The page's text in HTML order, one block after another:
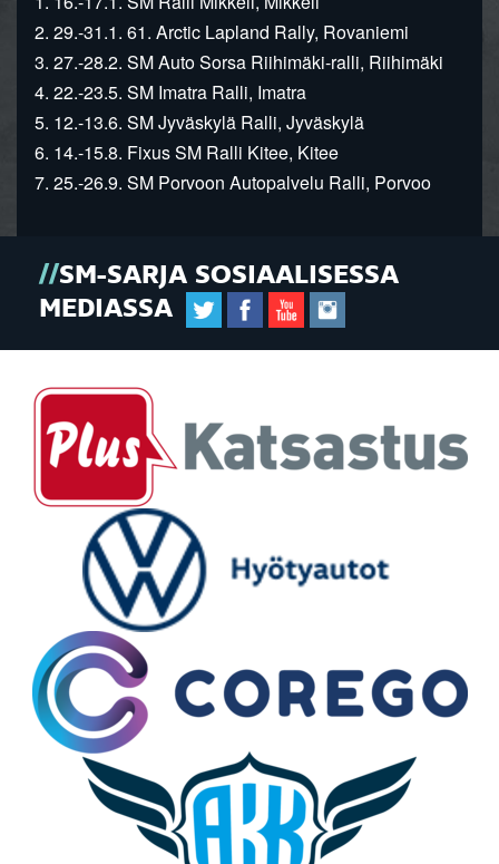
2. 29.-31.1. 61. Arctic Lapland Rally, Rovaniemi
3. 27.-28.2. SM Auto Sorsa Riihimäki-ralli, Riihimäki
4. 22.-23.5. SM Imatra Ralli, Imatra
5. 12.-13.6. SM Jyväskylä Ralli, Jyväskylä
6. 14.-15.8. Fixus SM Ralli Kitee, Kitee
7. 25.-26.9. SM Porvoon Autopalvelu Ralli, Porvoo
SM-SARJA SOSIAALISESSA
MEDIASSA